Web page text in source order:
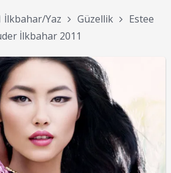
İlkbahar/Yaz Güzellik
Estee
İlkbahar 2011